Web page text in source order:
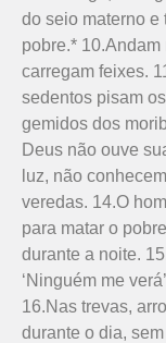
do seio materno e
pobre.*
carregam feixes.
sedentos pisam
gemidos dos
Deus não ouve
luz, não
veredas. 14.O
para matar o
durante a noite.
‘Ninguém me
16.Nas trevas,
durante o dia,